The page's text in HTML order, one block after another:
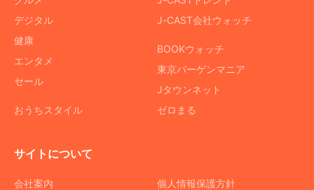
デジタル
健康
エンタメ
セール
おうちスタイル
J-CAST会社ウォッチ
BOOKウォッチ
東京バーゲンマニア
Jタウンネット
ゼロまる
サイトについて
会社案内 個人情報保護方針